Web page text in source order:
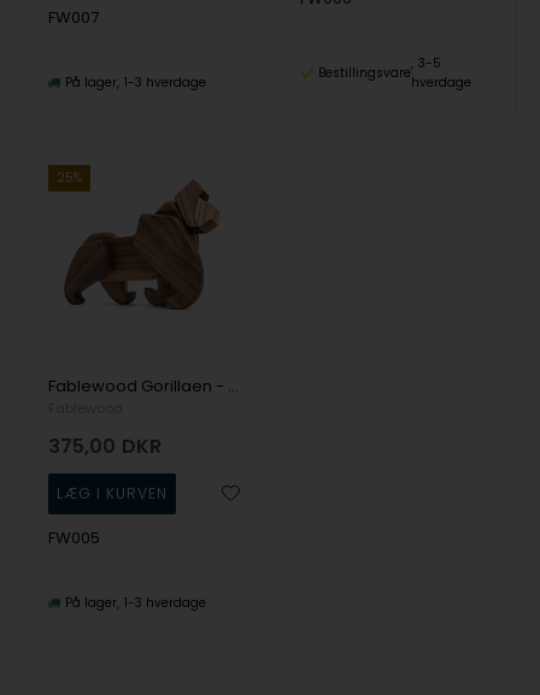
FW007
På lager 1-3 hverdage
Bestillingsvare
3-5
hverdage
25%
Fablewood Gorillaen - Junglens Konge - træ figur sammensat med magneter
375,00 DKR
FW005
På lager 1-3 hverdage